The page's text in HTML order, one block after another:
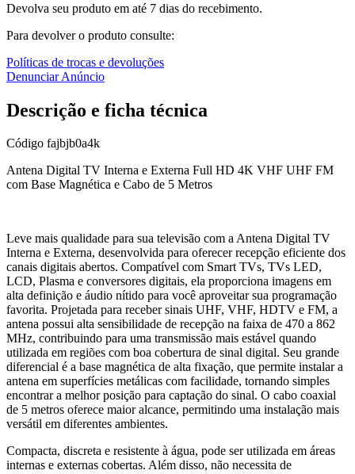
Devolva seu produto em até 7 dias do recebimento.
Para devolver o produto consulte:
Políticas de trocas e devoluções
Denunciar Anúncio
Descrição e ficha técnica
Código fajbjb0a4k
Antena Digital TV Interna e Externa Full HD 4K VHF UHF FM
com Base Magnética e Cabo de 5 Metros
Leve mais qualidade para sua televisão com a Antena Digital TV
Interna e Externa, desenvolvida para oferecer recepção eficiente dos
canais digitais abertos. Compatível com Smart TVs, TVs LED,
LCD, Plasma e conversores digitais, ela proporciona imagens em
alta definição e áudio nítido para você aproveitar sua programação
favorita. Projetada para receber sinais UHF, VHF, HDTV e FM, a
antena possui alta sensibilidade de recepção na faixa de 470 a 862
MHz, contribuindo para uma transmissão mais estável quando
utilizada em regiões com boa cobertura de sinal digital. Seu grande
diferencial é a base magnética de alta fixação, que permite instalar a
antena em superfícies metálicas com facilidade, tornando simples
encontrar a melhor posição para captação do sinal. O cabo coaxial
de 5 metros oferece maior alcance, permitindo uma instalação mais
versátil em diferentes ambientes.
Compacta, discreta e resistente à água, pode ser utilizada em áreas
internas e externas cobertas. Além disso, não necessita de